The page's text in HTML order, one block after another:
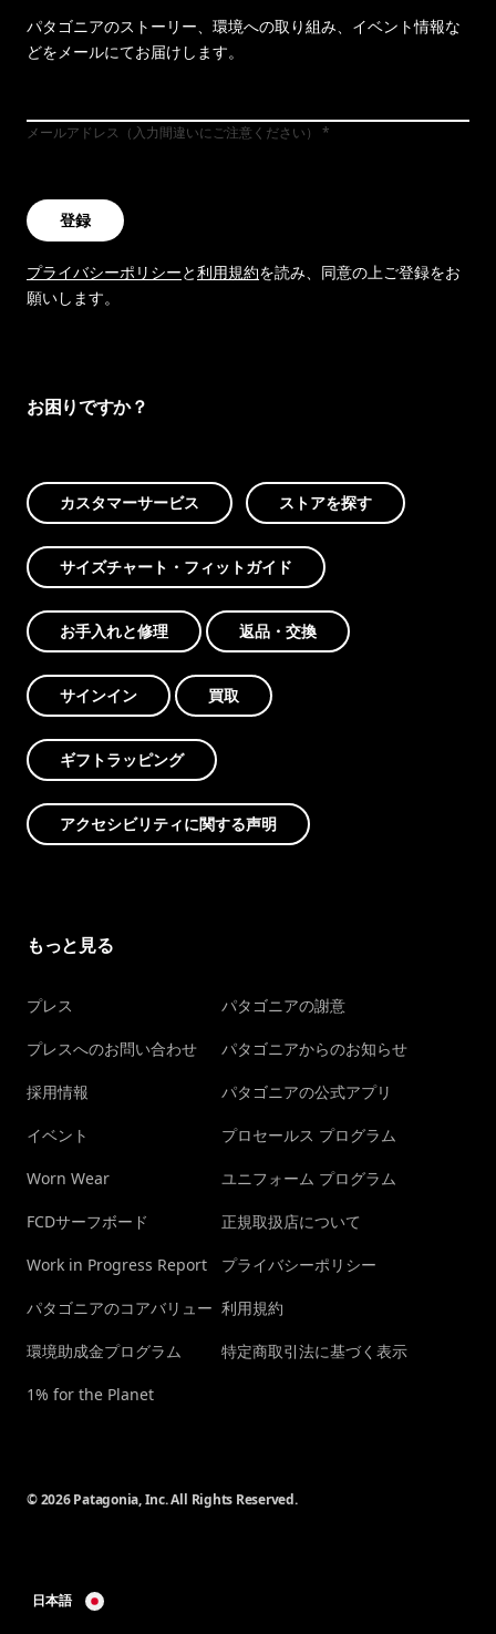
パタゴニアのストーリー、環境への取り組み、イベント情報な
どをメールにてお届けします。
メールアドレス（入力間違いにご注意ください）
登録
プライバシーポリシーと利用規約を読み、同意の上ご登録をお
願いします。
お困りですか？
カスタマーサービス ストアを探す
サイズチャート・フィットガイド
お手入れと修理 返品・交換
サインイン 買取
ギフトラッピング
アクセシビリティに関する声明
もっと見る
プレス
プレスへのお問い合わせ
採用情報
イベント
Worn Wear
FCDサーフボード
Work in Progress Report
パタゴニアのコアバリュー
環境助成金プログラム
1% for the Planet
パタゴニアの謝意
パタゴニアからのお知らせ
パタゴニアの公式アプリ
プロセールス プログラム
ユニフォーム プログラム
正規取扱店について
プライバシーポリシー
利用規約
特定商取引法に基づく表示
© 2026 Patagonia, Inc. All Rights Reserved.
日本語